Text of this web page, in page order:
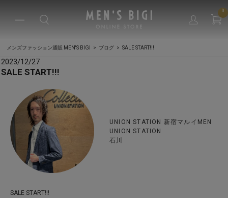
0
メンズファッション通販 MEN'S BIGI ブログ SALE START!!!
2023/12/27
SALE START!!!
UNION STATION 新宿マルイMEN
UNION STATION
石川
SALE START!!!